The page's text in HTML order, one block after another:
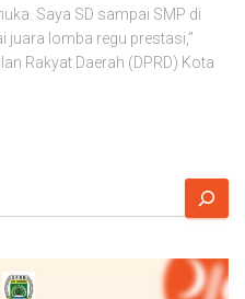
Saya SD sampai SMP di
juara lomba regu prestasi,”
Rakyat Daerah (DPRD) Kota